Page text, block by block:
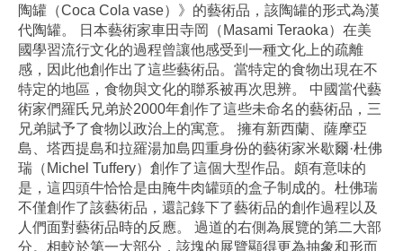
陶罐（Coca Cola vase）》的藝術品，該陶罐的形式為漢
代陶罐。 日本藝術家車田寺岡（Masami Teraoka）在美
國學習流行文化的過程曾讓他感受到一種文化上的疏離
感，因此他創作出了這些藝術品。當特定的食物出現在不
特定的地區，食物與文化的聯系被再次思辨。 中國當代藝
術家們羅氏兄弟於2000年創作了這些未命名的藝術品，三
兄弟賦予了食物以政治上的寓意。 擁有新西蘭、薩摩亞
島、塔西提島和拉羅湯加島四重身份的藝術家米歇爾·杜佛
瑞（Michel Tuffery）創作了這個大型作品。頗有意味的
是，這四頭牛恰恰是由腌牛肉罐頭的盒子制成的。杜佛瑞
不僅創作了該藝術品，還記錄下了藝術品的創作過程以及
人們面對藝術品時的反應。 過道的右側為展覽的第二大部
分。相較於第一大部分，該塊的展覽顯得更為抽象和形而